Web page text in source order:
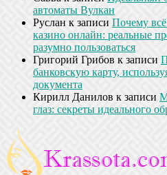
автоматы Вулкан
Руслан к записи Почему
казино онлайн: реальные
разумно пользоваться
Григорий Грибов к записи
банковскую карту,
документа
Кирилл Данилов к записи
глаз: секреты идеального